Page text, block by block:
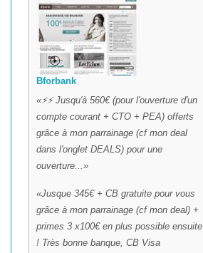
Bforbank
⚡⚡ Jusqu'à 560€ (pour l'ouverture d'un
compte courant + CTO + PEA) offerts
grâce à mon parrainage (cf mon deal
dans l'onglet DEALS) pour une
ouverture...
Jusque 345€ + CB gratuite pour vous
grâce à mon parrainage (cf mon deal) +
primes 3 x100€ en plus possible ensuite
! Très bonne banque, CB Visa